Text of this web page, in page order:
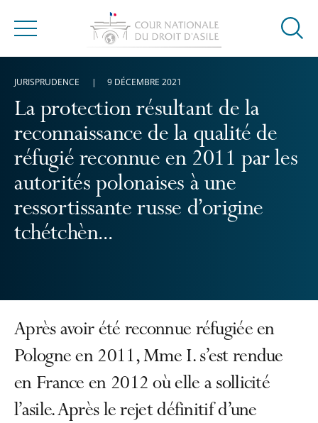
Menu
Ouvrir
La protection résultant de la
reconnaissance de la qualité de
réfugié reconnue en 2011 par les
autorités polonaises à une
ressortissante russe d’origine
tchétchèn...
JURISPRUDENCE 9 DÉCEMBRE 2021
Après avoir été reconnue réfugiée en
Pologne en 2011, Mme I. s’est rendue
en France en 2012 où elle a sollicité
l’asile. Après le rejet définitif d’une